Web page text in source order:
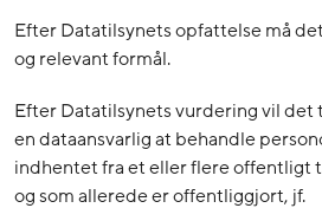
Efter Datatilsynets opfattelse må
og relevant formål.
Efter Datatilsynets vurdering vil
en dataansvarlig at behandle
indhentet fra et eller flere offentligt
og som allerede er offentliggjort, jf.